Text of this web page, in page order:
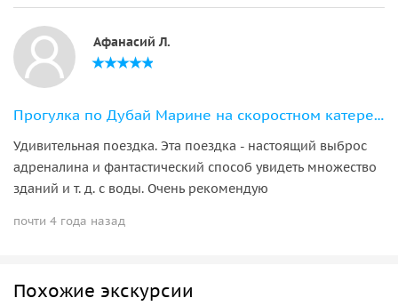
Афанасий Л.
Прогулка по Дубай Марине на скоростном катере с англоговорящим гидом
Удивительная поездка. Эта поездка - настоящий выброс
адреналина и фантастический способ увидеть множество
зданий и т. д. с воды. Очень рекомендую
почти 4 года назад
Похожие экскурсии